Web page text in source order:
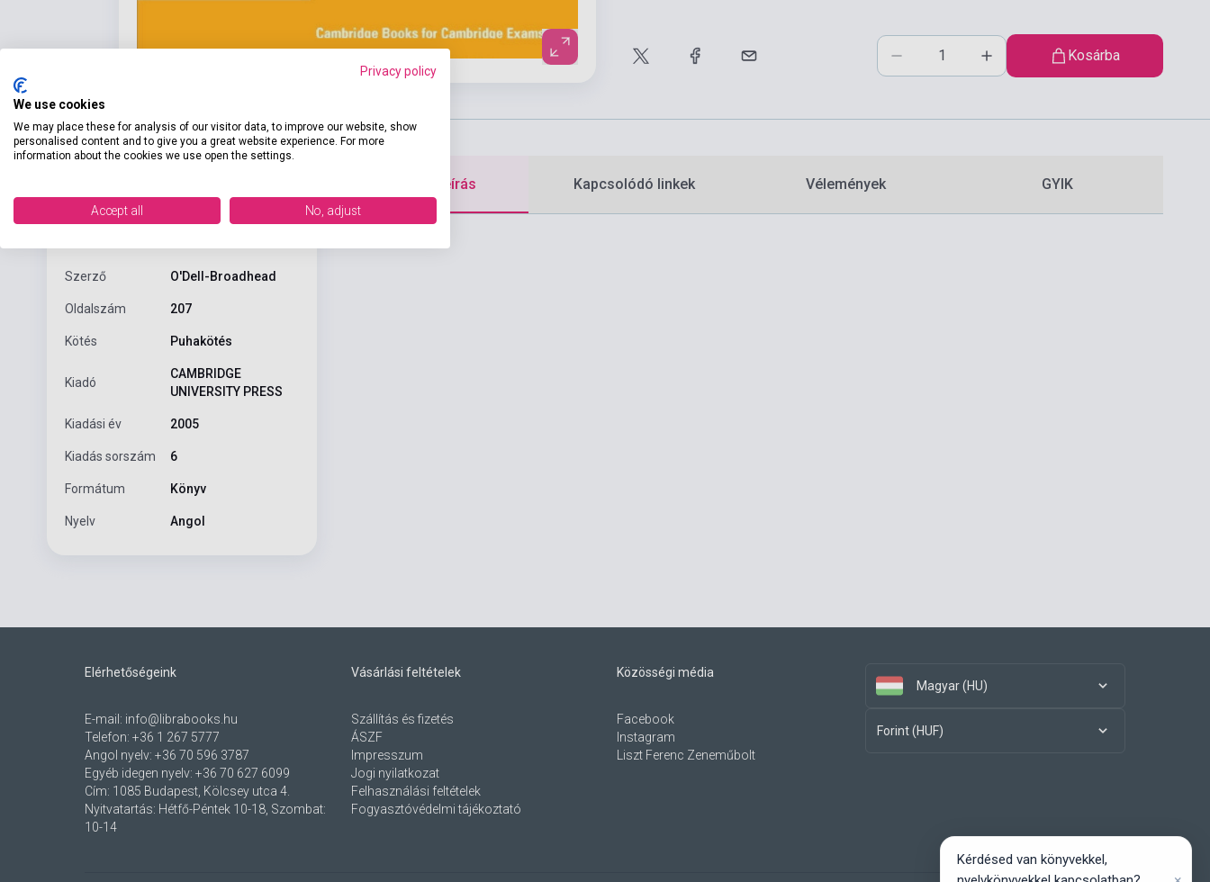
Kosárba
Szerző O'Dell-Broadhead
Oldalszám 207
Kötés Puhakötés
Kiadó
CAMBRIDGE
UNIVERSITY PRESS
Kiadási év 2005
Kiadás sorszám 6
Formátum Könyv
Nyelv Angol
Részletes leírás Kapcsolódó linkek Vélemények GYIK
Elérhetőségeink
E-mail: info@librabooks.hu
Telefon: +36 1 267 5777
Angol nyelv: +36 70 596 3787
Egyéb idegen nyelv: +36 70 627 6099
Cím: 1085 Budapest, Kölcsey utca 4.
Nyitvatartás: Hétfő-Péntek 10-18, Szombat:
10-14
Vásárlási feltételek
Szállítás és fizetés
ÁSZF
Impresszum
Jogi nyilatkozat
Felhasználási feltételek
Fogyasztóvédelmi tájékoztató
Közösségi média
Facebook
Instagram
Liszt Ferenc Zeneműbolt
Magyar (HU)
Forint (HUF)
Privacy policy
We use cookies
We may place these for analysis of our visitor data, to improve our website, show
personalised content and to give you a great website experience. For more
information about the cookies we use open the settings.
Accept all No, adjust
Kérdésed van könyvekkel,